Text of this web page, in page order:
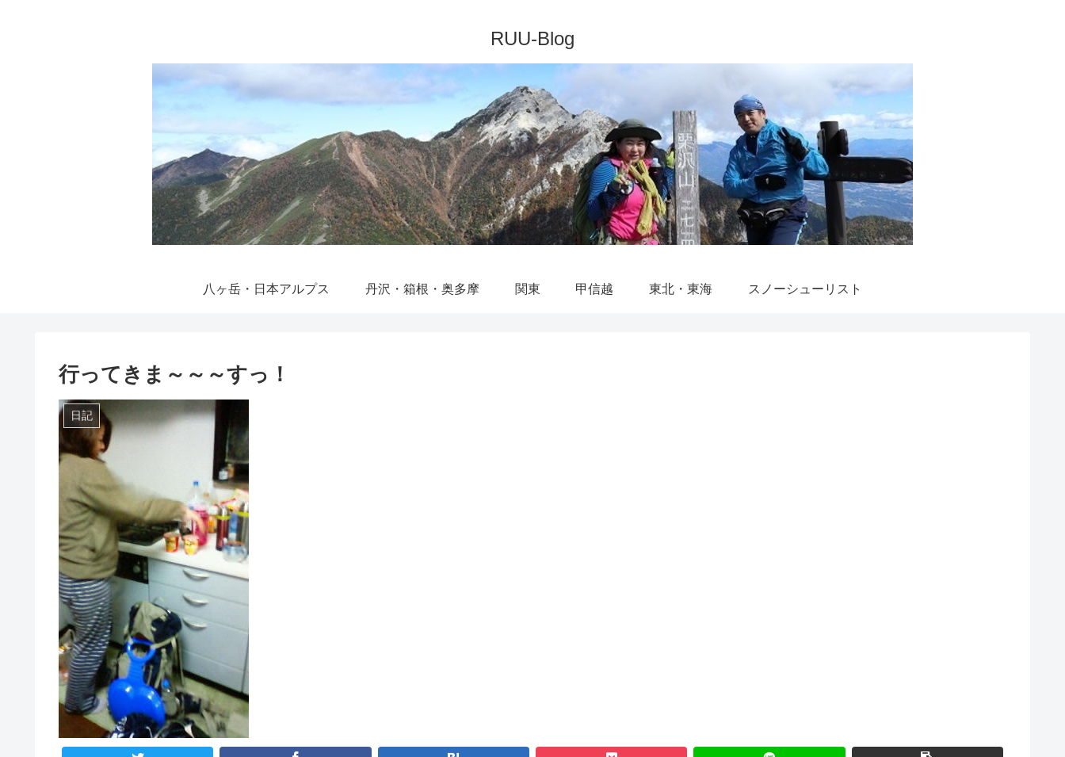
八ヶ岳・日本アルプス 丹沢・箱根・奥多摩 関東 甲信越 東北・東海 スノーシューリスト
行ってきま～～～すっ！
日記